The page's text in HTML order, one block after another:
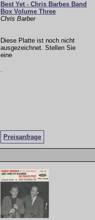
Best Yet - Chris Barbes Band
Box Volume Three
Chris Barber
Diese Platte ist noch nicht
ausgezeichnet. Stellen Sie
eine
Preisanfrage
.